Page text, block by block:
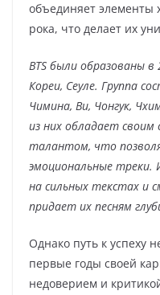
объединяет элементы
рока, что делает их
BTS были образованы
Кореи, Сеуле. Группа
Чимина, Ви, Чонгук,
из них обладает
талантом, что
эмоциональные треки.
на сильных текстах и
придает их песням
Однако путь к успеху
первые годы своей
недоверием и